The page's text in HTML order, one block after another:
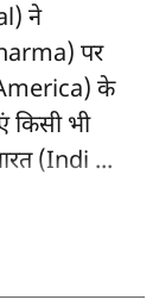
ने
पर
के
किसी भी
(Indi ...